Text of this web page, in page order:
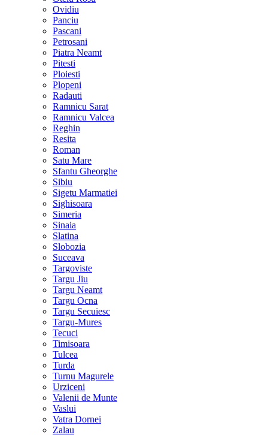
Ovidiu
Panciu
Pascani
Petrosani
Piatra Neamt
Pitesti
Ploiesti
Plopeni
Radauti
Ramnicu Sarat
Ramnicu Valcea
Reghin
Resita
Roman
Satu Mare
Sfantu Gheorghe
Sibiu
Sigetu Marmatiei
Sighisoara
Simeria
Sinaia
Slatina
Slobozia
Suceava
Targoviste
Targu Jiu
Targu Neamt
Targu Ocna
Targu Secuiesc
Targu-Mures
Tecuci
Timisoara
Tulcea
Turda
Turnu Magurele
Urziceni
Valenii de Munte
Vaslui
Vatra Dornei
Zalau